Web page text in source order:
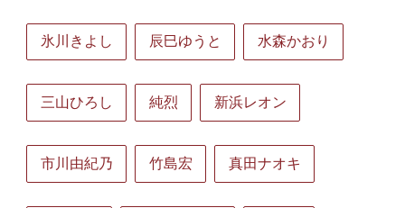
氷川きよし 辰巳ゆうと 水森かおり
三山ひろし 純烈 新浜レオン
市川由紀乃 竹島宏 真田ナオキ